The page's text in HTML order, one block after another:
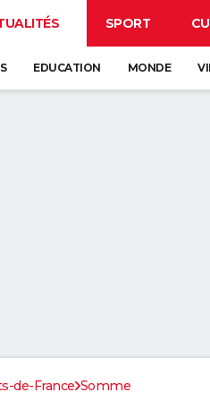
SPORT
EDUCATION MONDE
de-France Somme